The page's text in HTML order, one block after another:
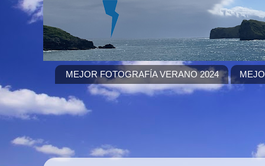
MEJOR FOTOGRAFÍA VERANO 2024